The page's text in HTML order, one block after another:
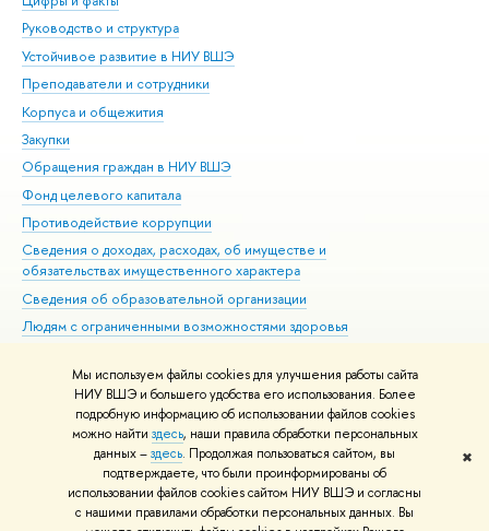
Мы используем файлы cookies для улучшения работы сайта
НИУ ВШЭ и большего удобства его использования. Более
подробную информацию об использовании файлов cookies
можно найти здесь, наши правила обработки персональных
данных –здесь. Продолжая пользоваться сайтом, вы
подтверждаете, что были проинформированы об
использовании файлов cookies сайтом НИУ ВШЭ и согласны
с нашими правилами обработки персональных данных. Вы
✖
Руководство и структура
Устойчивое развитие в НИУ ВШЭ
Преподаватели и сотрудники
Корпуса и общежития
Закупки
Обращения граждан в НИУ ВШЭ
Фонд целевого капитала
Противодействие коррупции
Сведения о доходах, расходах, об имуществе и
обязательствах имущественного характера
Сведения об образовательной организации
Людям с ограниченными возможностями здоровья
Работа в Вышке
© НИУ ВШЭ 1993–2026 Адреса и контакты Условия использования
материалов Политика конфиденциальности Карта сайта